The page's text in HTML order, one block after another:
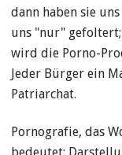
dann haben sie
uns "nur"
wird die Porno-
Jeder Bürger ein
Patriarchat.
Pornografie, das